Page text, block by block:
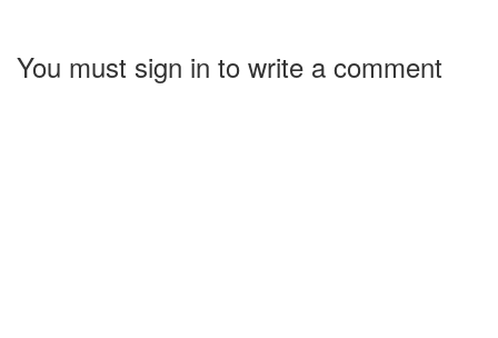
You must sign in to write a comment